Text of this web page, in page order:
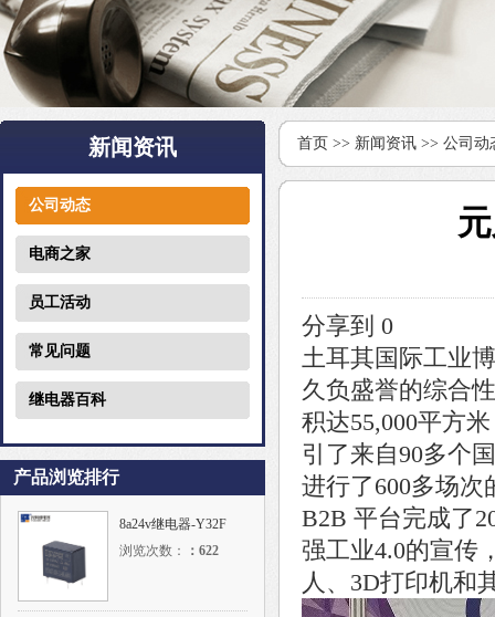
新闻资讯
公司动态
电商之家
员工活动
常见问题
继电器百科
产品浏览排行
8a24v继电器-Y32F
浏览次数：
： 622
首页 >> 新闻资讯 >> 公司动
分享到 0
土耳其国际工业
久负盛誉的综合
积达55,000平方
引了来自90多个
进行了600多场次
B2B 平台完成了
强工业4.0的宣传
人、3D打印机和